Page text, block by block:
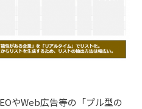
やWeb広告等の「プル型の